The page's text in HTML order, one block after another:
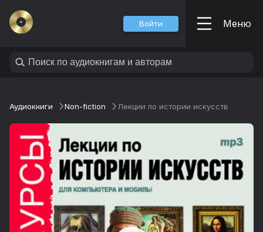
Войти Меню
Аудиокниги Non-fiction Лекции по истории искусств